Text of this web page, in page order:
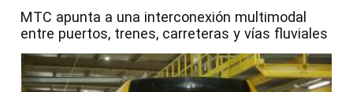
MTC apunta a una interconexión multimodal
entre puertos, trenes, carreteras y vías fluviales